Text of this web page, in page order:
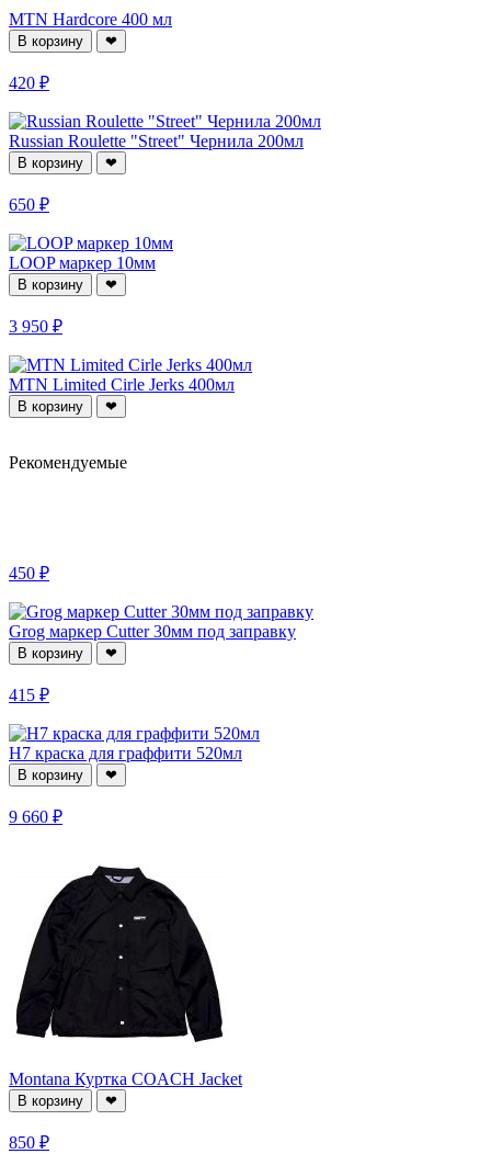
MTN Hardcore 400 мл
В корзину ❤
420 ₽
Russian Roulette "Street" Чернила 200мл
В корзину ❤
650 ₽
LOOP маркер 10мм
В корзину ❤
3 950 ₽
MTN Limited Cirle Jerks 400мл
В корзину ❤
Рекомендуемые
450 ₽
Grog маркер Cutter 30мм под заправку
В корзину ❤
415 ₽
H7 краска для граффити 520мл
В корзину ❤
9 660 ₽
Montana Куртка COACH Jacket
В корзину ❤
850 ₽